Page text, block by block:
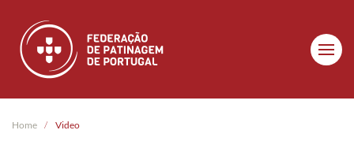
Skip to main content
Home Video